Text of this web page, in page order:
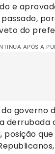
e
do
APÓS A
governo
derrubada